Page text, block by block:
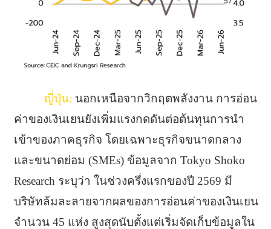
ญี่ปุ่น: นอกเหนือจากวิกฤตพลังงาน การอ่อน
ค่าของเงินเยนยังเพิ่มแรงกดดันต่อต้นทุนการนำ
เข้าของภาคธุรกิจ โดยเฉพาะธุรกิจขนาดกลาง
และขนาดย่อม (SMEs) ข้อมูลจาก Tokyo Shoko
Research ระบุว่า ในช่วงครึ่งแรกของปี 2569 มี
บริษัทล้มละลายจากผลของการอ่อนค่าของเงินเยน
จำนวน 45 แห่ง สูงสุดนับตั้งแต่เริ่มจัดเก็บข้อมูลใน